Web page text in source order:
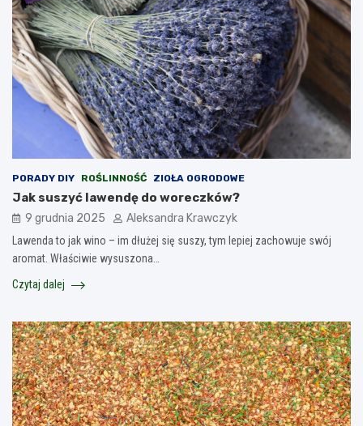
PORADY DIY ROŚLINNOŚĆ ZIOŁA OGRODOWE
Jak suszyć lawendę do woreczków?
9 grudnia 2025 Aleksandra Krawczyk
Lawenda to jak wino – im dłużej się suszy, tym lepiej zachowuje swój
aromat. Właściwie wysuszona…
Czytaj dalej